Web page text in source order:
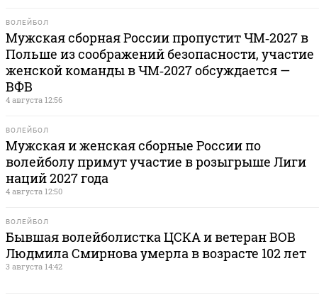
ВОЛЕЙБОЛ
Мужская сборная России пропустит ЧМ‑2027 в
Польше из соображений безопасности, участие
женской команды в ЧМ‑2027 обсуждается —
ВФВ
4 августа 12:56
ВОЛЕЙБОЛ
Мужская и женская сборные России по
волейболу примут участие в розыгрыше Лиги
наций 2027 года
4 августа 12:50
ВОЛЕЙБОЛ
Бывшая волейболистка ЦСКА и ветеран ВОВ
Людмила Смирнова умерла в возрасте 102 лет
3 августа 14:42